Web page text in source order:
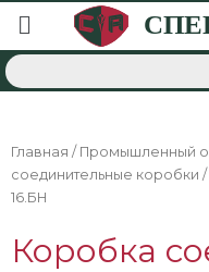
Главная / Промышленный
соединительные коробки /
16.БН
Коробка